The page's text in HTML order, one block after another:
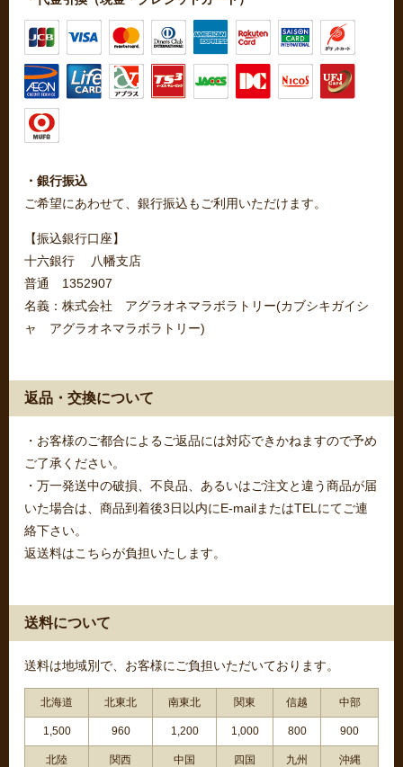
・銀行振込
ご希望にあわせて、銀行振込もご利用いただけます。
【振込銀行口座】
十六銀行 八幡支店
普通 1352907
名義：株式会社 アグラオネマラボラトリー(カブシキガイシ
ャ アグラオネマラボラトリー)
返品・交換について
・お客様のご都合によるご返品には対応できかねますので予め
ご了承ください。
・万一発送中の破損、不良品、あるいはご注文と違う商品が届
いた場合は、商品到着後3日以内にE-mailまたはTELにてご連
絡下さい。
返送料はこちらが負担いたします。
送料について
送料は地域別で、お客様にご負担いただいております。
北海道 北東北 南東北 関東 信越 中部
1,500 960 1,200 1,000 800 900
北陸 関西 中国 四国 九州 沖縄